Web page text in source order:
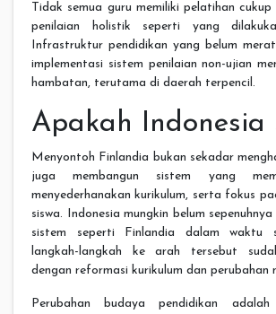
Tidak semua guru memiliki pelatihan
penilaian holistik seperti yang
Infrastruktur pendidikan yang belum
implementasi sistem penilaian non-ujian
hambatan, terutama di daerah terpencil.
Apakah Indonesia
Menyontoh Finlandia bukan sekadar
juga membangun sistem yang
menyederhanakan kurikulum, serta fokus
siswa. Indonesia mungkin belum
sistem seperti Finlandia dalam waktu
langkah-langkah ke arah tersebut
dengan reformasi kurikulum dan perubahan
Perubahan budaya pendidikan